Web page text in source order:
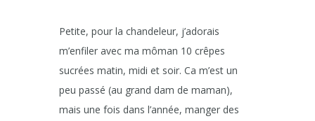
Petite, pour la chandeleur, j’adorais
m’enfiler avec ma môman 10 crêpes
sucrées matin, midi et soir. Ca m’est un
peu passé (au grand dam de maman),
mais une fois dans l’année, manger des